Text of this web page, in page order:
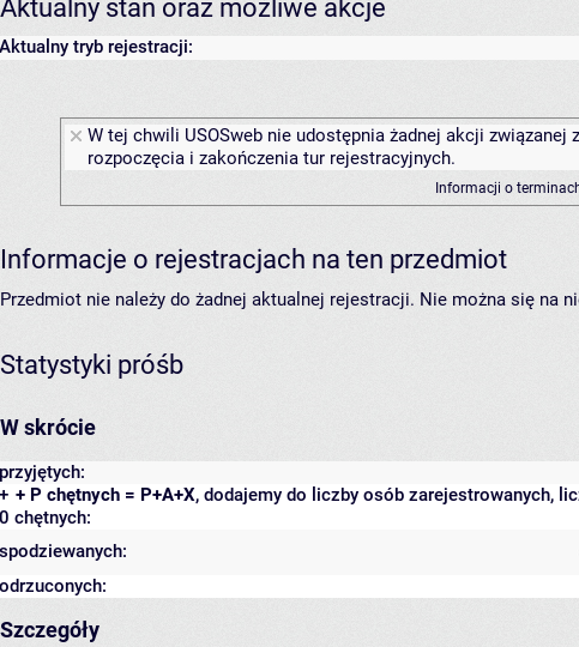
Aktualny stan oraz możliwe akcje
Aktualny tryb rejestracji:
W tej chwili USOSweb nie udostępnia żadnej akcji
rozpoczęcia i zakończenia tur rejestracyjnych.
Informacji o
Informacje o rejestracjach na ten przedmiot
Przedmiot nie należy do żadnej aktualnej rejestracji. Nie można się na
Statystyki próśb
W skrócie
przyjętych:
+ P chętnych = P+A+X, dodajemy do liczby osób zarejestrowanych,
+
0 chętnych:
spodziewanych:
odrzuconych:
Szczegóły